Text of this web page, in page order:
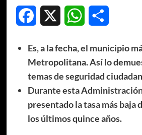
Facebook WhatsApp
Es, a la fecha, el municipio
Metropolitana. Así lo
temas de seguridad
Durante esta
presentado la tasa más baja
los últimos quince años.